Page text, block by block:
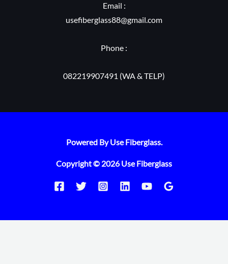
Email :
usefiberglass88@gmail.com
Phone :
082219907491 (WA & TELP)
Powered By Use Fiberglass.
Copyright © 2026 Use Fiberglass